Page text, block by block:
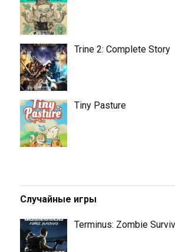
Trine 2: Complete Story
Tiny Pasture
Случайные игры
Terminus: Zombie